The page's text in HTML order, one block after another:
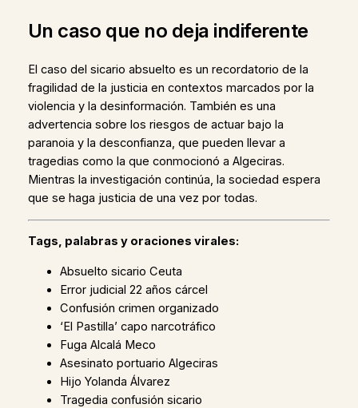
Un caso que no deja indiferente
El caso del sicario absuelto es un recordatorio de la
fragilidad de la justicia en contextos marcados por la
violencia y la desinformación. También es una
advertencia sobre los riesgos de actuar bajo la
paranoia y la desconfianza, que pueden llevar a
tragedias como la que conmocionó a Algeciras.
Mientras la investigación continúa, la sociedad espera
que se haga justicia de una vez por todas.
Tags, palabras y oraciones virales:
Absuelto sicario Ceuta
Error judicial 22 años cárcel
Confusión crimen organizado
‘El Pastilla’ capo narcotráfico
Fuga Alcalá Meco
Asesinato portuario Algeciras
Hijo Yolanda Álvarez
Tragedia confusión sicario